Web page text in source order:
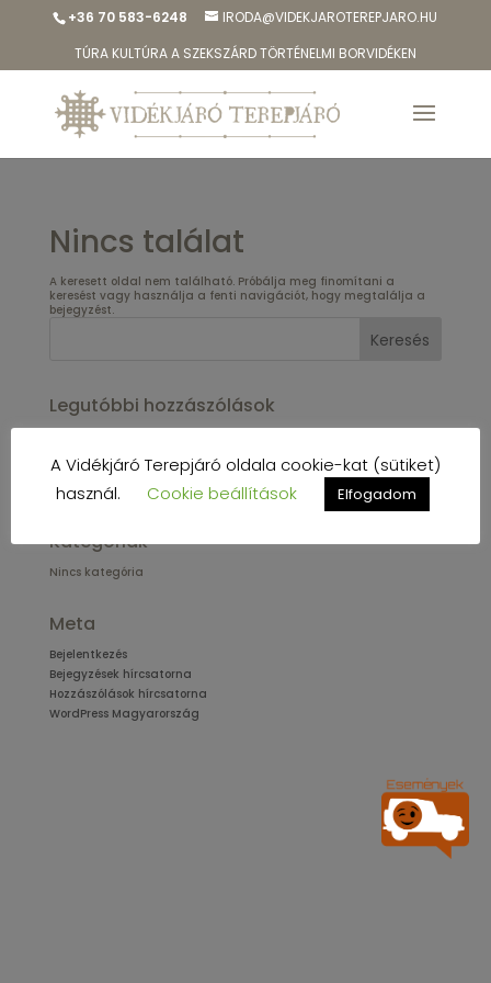
+36 70 583-6248
IRODA@VIDEKJAROTEREPJARO.HU
TÚRA KULTÚRA A SZEKSZÁRD TÖRTÉNELMI BORVIDÉKEN
Nincs találat
A keresett oldal nem található. Próbálja meg finomítani a
keresést vagy használja a fenti navigációt, hogy megtalálja a
bejegyzést.
Legutóbbi hozzászólások
Archívum
Kategóriák
Nincs kategória
Meta
Bejelentkezés
Bejegyzések hírcsatorna
Hozzászólások hírcsatorna
WordPress Magyarország
A Vidékjáró Terepjáró oldala cookie-kat (sütiket)
használ.
Cookie beállítások Elfogadom